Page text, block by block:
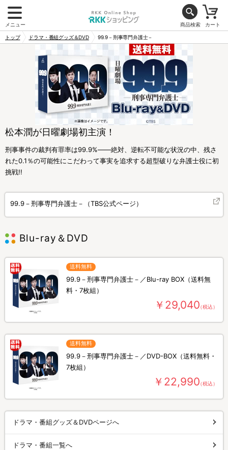
メニュー 商品検索 カート
トップ ドラマ・番組グッズ＆DVD 99.9－刑事専門弁護士－
松本潤が日曜劇場初主演！
刑事事件の裁判有罪率は99.9%――絶対、逆転不可能な状況の中、残さ
れた0.1％の可能性にこだわって事実を追求する超型破りな弁護士役に初
挑戦!!
99.9－刑事専門弁護士－（TBS公式ページ）
Blu-ray＆DVD
送料無料
99.9－刑事専門弁護士－／Blu-ray BOX（送料無
料・7枚組）
￥29,040（税込）
送料無料
99.9－刑事専門弁護士－／DVD-BOX（送料無料・
7枚組）
￥22,990（税込）
ドラマ・番組グッズ＆DVDページへ
ドラマ・番組一覧へ